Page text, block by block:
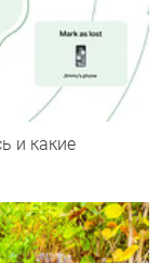
и какие